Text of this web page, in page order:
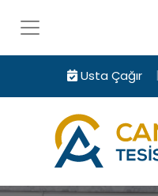
Usta Çağır |